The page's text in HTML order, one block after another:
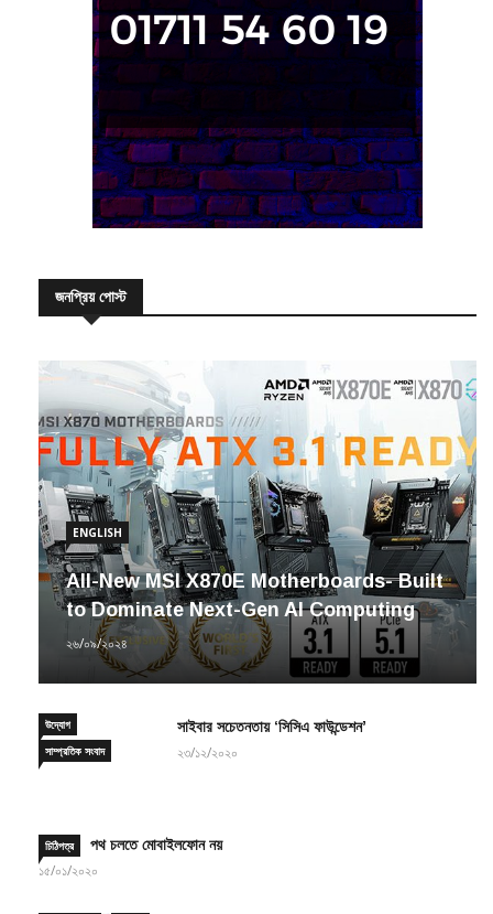
জনপ্রিয় পোস্ট
ENGLISH
All-New MSI X870E Motherboards- Built
to Dominate Next-Gen AI Computing
২৬/০৯/২০২৪
উদ্যোগ
সাম্প্রতিক সংবাদ
সাইবার সচেতনতায় ‘সিসিএ ফাউন্ডেশন’
২৩/১২/২০২০
চিঠিপত্র পথ চলতে মোবাইলফোন নয়
১৫/০১/২০২০